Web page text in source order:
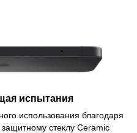
испытания
использования благодаря
стеклу Ceramic